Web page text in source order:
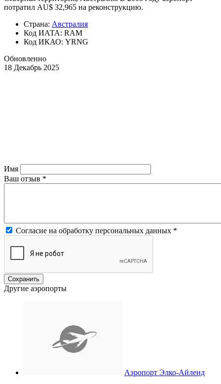
потратил AU$ 32,965 на реконструкцию.
Страна: Австралия
Код ИАТА: RAM
Код ИКАО: YRNG
Обновленно
18 Декабрь 2025
Имя
Ваш отзыв *
Согласие на обработку персональных данных *
Другие аэропорты
Аэропорт Элко-Айленд